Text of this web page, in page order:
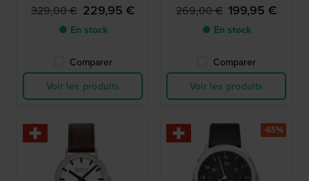
329,00 € 229,95 €
● En stock
Comparer
Voir les produits
269,00 € 199,95 €
● En stock
Comparer
Voir les produits
-65%